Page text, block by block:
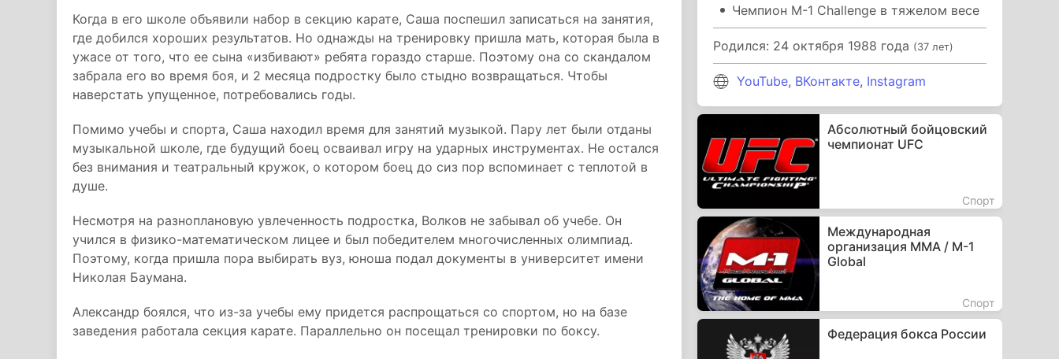
Когда в его школе объявили набор в секцию карате, Саша поспешил записаться на занятия,
где добился хороших результатов. Но однажды на тренировку пришла мать, которая была в
ужасе от того, что ее сына «избивают» ребята гораздо старше. Поэтому она со скандалом
забрала его во время боя, и 2 месяца подростку было стыдно возвращаться. Чтобы
наверстать упущенное, потребовались годы.
Помимо учебы и спорта, Саша находил время для занятий музыкой. Пару лет были отданы
музыкальной школе, где будущий боец осваивал игру на ударных инструментах. Не остался
без внимания и театральный кружок, о котором боец до сиз пор вспоминает с теплотой в
душе.
Несмотря на разноплановую увлеченность подростка, Волков не забывал об учебе. Он
учился в физико-математическом лицее и был победителем многочисленных олимпиад.
Поэтому, когда пришла пора выбирать вуз, юноша подал документы в университет имени
Николая Баумана.
Александр боялся, что из-за учебы ему придется распрощаться со спортом, но на базе
заведения работала секция карате. Параллельно он посещал тренировки по боксу.
Чемпион M-1 Challenge в тяжелом весе
Родился: 24 октября 1988 года (37 лет)
YouTube, ВКонтакте, Instagram
Абсолютный бойцовский
чемпионат UFC
Спорт
Международная
организация ММА / M-1
Global
Спорт
Федерация бокса России